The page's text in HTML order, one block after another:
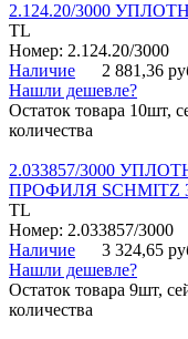
2.124.20/3000
TL
Номер: 2.124.20/3000
Наличие
2 881,36
Нашли дешевле?
Остаток товара 10шт,
количества
2.033857/3000
ПРОФИЛЯ SCHMITZ
TL
Номер: 2.033857/3000
Наличие
3 324,65
Нашли дешевле?
Остаток товара 9шт,
количества